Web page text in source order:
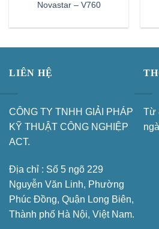
Novastar – V760
LIÊN HỆ
CÔNG TY TNHH GIẢI PHÁP
KỸ THUẬT CÔNG NGHIỆP
ACT.
Địa chỉ : Số 5 ngõ 229
Nguyễn Văn Linh, Phường
Phúc Đồng, Quận Long Biên,
Thành phố Hà Nội, Việt Nam.
Từ